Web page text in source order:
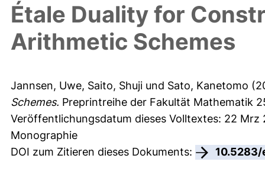
Étale Duality for
Arithmetic Schemes
Jannsen, Uwe, Saito, Shuji und Sato, Kanetomo
Schemes. Preprintreihe der Fakultät Mathematik
Veröffentlichungsdatum dieses Volltextes: 22 Mrz
Monographie
DOI zum Zitieren dieses Dokuments:
10.5283/